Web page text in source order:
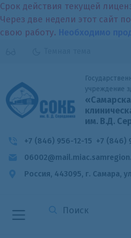
Срок действия текущей
Через две недели этот сайт
свою работу.
учреждение
им. В.Д.
+7 (846) 956-12-15 +7 (846)
Россия, 443095, г. Самара,